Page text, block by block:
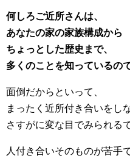
何しろご近所さんは、
あなたの家の家族構成から
ちょっとした歴史まで、
多くのことを知っているの
面倒だからといって、
まったく近所付き合いをし
さすがに変な目でみられる
人付き合いそのものが苦手